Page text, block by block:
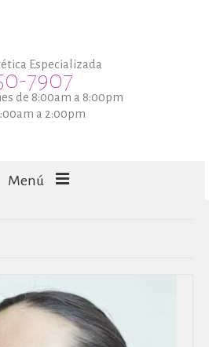
Especializada
7907
de 8:00am a 8:00pm
a 2:00pm
Menú
CAPILARES
TECNOLOGÍA